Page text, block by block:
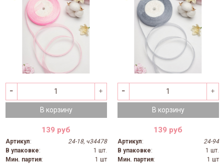
В корзину
139 руб
Артикул:
24-18, ч34478
В упаковке:
1 шт.
Мин. партия:
1 шт
В корзину
139 руб
Артикул:
24-94
В упаковке:
1 шт.
Мин. партия:
1 шт